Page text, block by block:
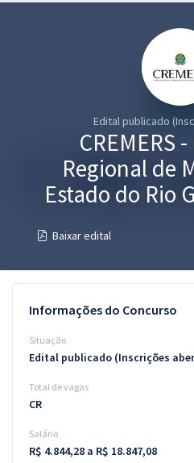
Graduação
Mentorias
Conteúdo gratuito
Blog
Edital publicado
CREMERS
Regional de
Estado do Rio
Baixar edital
Informações do Concurso
Situação
Edital publicado (Inscrições
Total de vagas
CR
Salário
R$ 4.844,28 a R$ 18.847,08